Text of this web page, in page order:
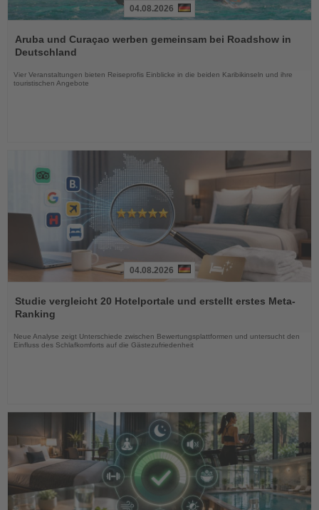
Sie
die
04.08.2026
Aruba und Curaçao werben gemeinsam bei Roadshow in
Deutschland
Vier Veranstaltungen bieten Reiseprofis Einblicke in die beiden Karibikinseln und ihre
touristischen Angebote
Sie
die
Nachrichten
04.08.2026
Studie vergleicht 20 Hotelportale und erstellt erstes Meta-
Ranking
Neue Analyse zeigt Unterschiede zwischen Bewertungsplattformen und untersucht den
Einfluss des Schlafkomforts auf die Gästezufriedenheit